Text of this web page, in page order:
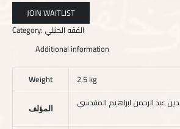
Category: الفقه الحنبلي
Additional information
Weight
2.5 kg
المؤلف
عبد الرحمن ابراهيم المقدسي